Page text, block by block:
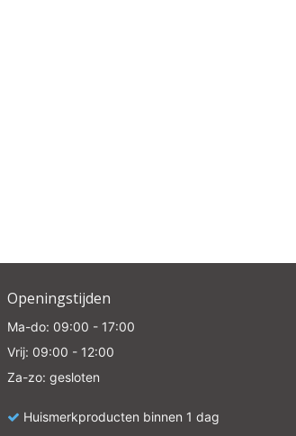
Openingstijden
Ma-do: 09:00 - 17:00
Vrij: 09:00 - 12:00
Za-zo: gesloten
Huismerkproducten binnen 1 dag